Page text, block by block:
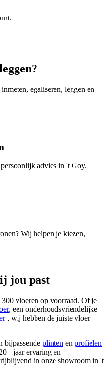
egaliseren, leggen en
advies in 't Goy.
Wij helpen je kiezen,
jou past
vloeren op voorraad. Of je
, een onderhoudsvriendelijke
, wij hebben de juiste vloer
bijpassende plinten en profielen
jaar ervaring en
in onze showroom in 't